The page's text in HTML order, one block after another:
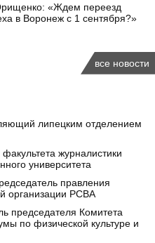
«Ждем переезд
в Воронеж с 1 сентября?»
все новости
липецким отделением
журналистики
университета
правления
организации РСВА
председателя Комитета
по физической культуре и